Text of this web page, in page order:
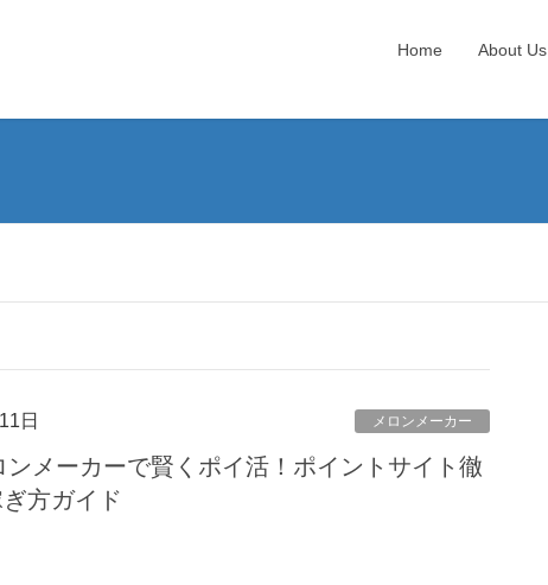
Home About Us
日 メロンメーカー
ンメーカーで賢くポイ活！ポイントサイト徹
方ガイド